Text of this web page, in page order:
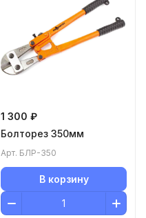
1 300 ₽
Болторез 350мм
Арт. БЛР-350
В корзину